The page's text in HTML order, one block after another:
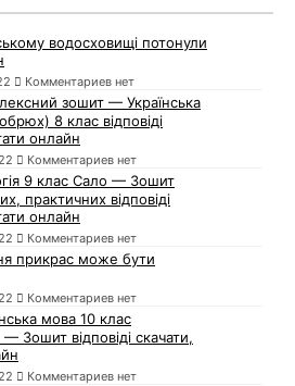
водосховищі потонули
Комментариев нет
зошит — Українська
8 клас відповіді
онлайн
Комментариев нет
9 клас Сало — Зошит
практичних відповіді
онлайн
Комментариев нет
прикрас може бути
Комментариев нет
мова 10 клас
Зошит відповіді скачати,
Комментариев нет